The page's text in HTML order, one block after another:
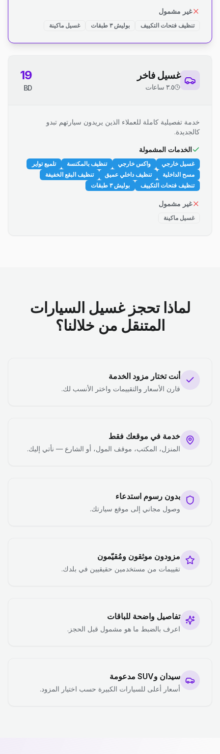
غير مشمول
تنظيف فتحات التكييف بوليش ٣ طبقات غسيل ماكينة
غسيل فاخر
٣.٥ ساعات
19
BD
خدمة تفصيلية كاملة للعملاء الذين يريدون سيارتهم تبدو
كالجديدة.
الخدمات المشمولة
غسيل خارجي واكس خارجي تنظيف بالمكنسة
تلميع تواير
مسح الداخلية
تنظيف داخلي عميق
تنظيف البقع الخفيفة
تنظيف فتحات التكييف
بوليش ٣ طبقات
غير مشمول
غسيل ماكينة
لماذا تحجز غسيل السيارات
المتنقل من خلالنا؟
أنت تختار مزود الخدمة
قارن الأسعار والتقييمات واختر الأنسب لك.
خدمة في موقعك فقط
المنزل، المكتب، موقف المول، أو الشارع — نأتي إليك.
بدون رسوم استدعاء
وصول مجاني إلى موقع سيارتك.
مزودون موثقون ومُقيّمون
تقييمات من مستخدمين حقيقيين في بلدك.
تفاصيل واضحة للباقات
اعرف بالضبط ما هو مشمول قبل الحجز.
سيدان وSUV مدعومة
أسعار أعلى للسيارات الكبيرة حسب اختيار المزود.